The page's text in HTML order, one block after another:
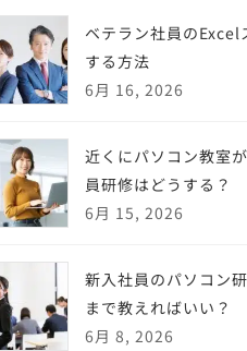
ベテラン社員のExcel
する方法
6月 16, 2026
近くにパソコン教室
員研修はどうする？
6月 15, 2026
新入社員のパソコン
まで教えればいい？
6月 8, 2026